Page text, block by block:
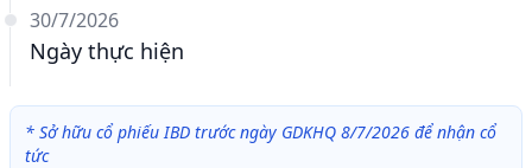
30/7/2026
Ngày thực hiện
* Sở hữu cổ phiếu IBD trước ngày GDKHQ 8/7/2026 để nhận cổ
tức